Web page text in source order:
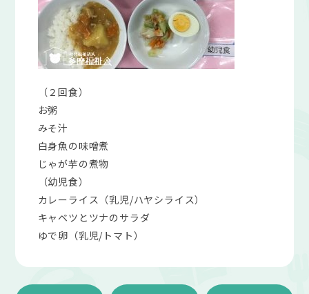
（２回食）
お粥
みそ汁
白身魚の味噌煮
じゃが芋の煮物
（幼児食）
カレーライス（乳児/ハヤシライス）
キャベツとツナのサラダ
ゆで卵（乳児/トマト）